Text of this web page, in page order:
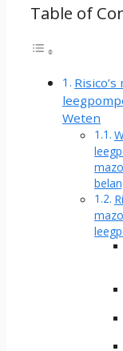
Table of
Weten